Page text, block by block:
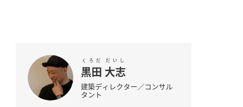
黒田
くろだ
大志
だいし
建築ディレクター／コンサル
タント